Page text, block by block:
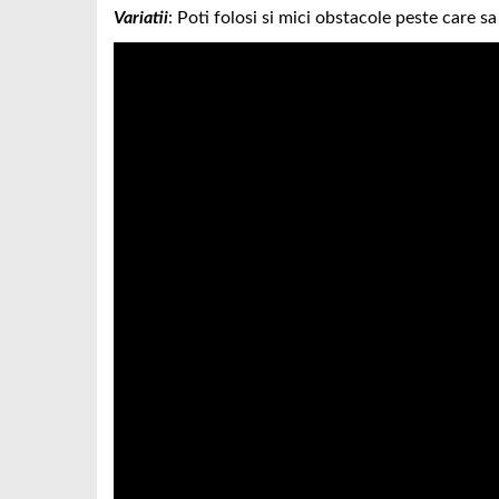
Variatii: Poti folosi si mici obstacole peste care sa